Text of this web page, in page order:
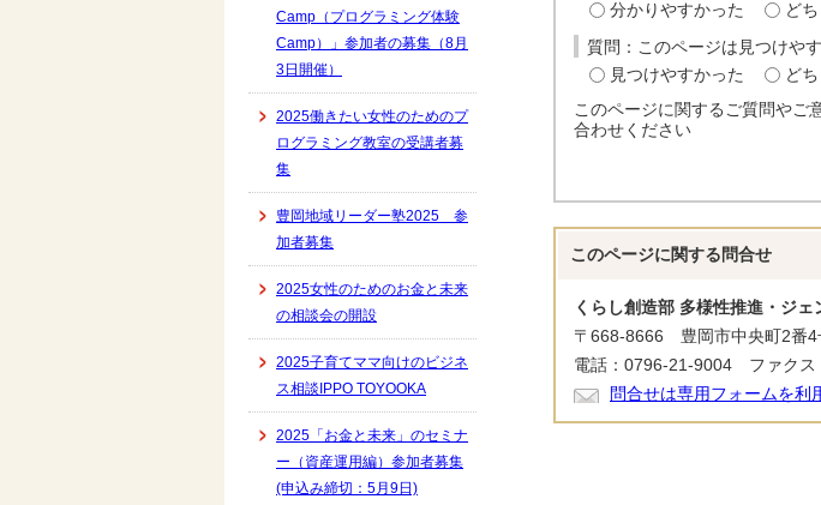
分かりやすかった
ど
質問：このページは見つけや
見つけやすかった
ど
このページに関するご質問やご
合わせください
このページに関する 問合せ
くらし創造部 多様性推進・ジ
〒668-8666 豊岡市中央町2番4
電話：0796-21-9004 ファクス
問合せは専用フォームを利
Camp（プログラミング体験
Camp）」参加者の募集（8月
3日開催）
2025働きたい女性のためのプ
ログラミング教室の受講者募
集
豊岡地域リーダー塾2025 参
加者募集
2025女性のためのお金と未来
の相談会の開設
2025子育てママ向けのビジネ
ス相談IPPO TOYOOKA
2025「お金と未来」のセミナ
ー（資産運用編）参加者募集
(申込み締切：5月9日)